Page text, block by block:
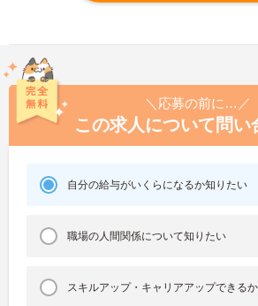
＼応募の前に…／
この求人について問い
自分の給与がいくらになるか知りたい
職場の人間関係について知りたい
スキルアップ・キャリアアップできる